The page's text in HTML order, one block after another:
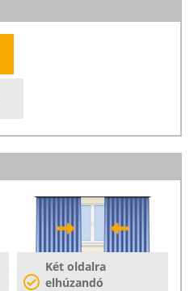
Két oldalra
elhúzandó